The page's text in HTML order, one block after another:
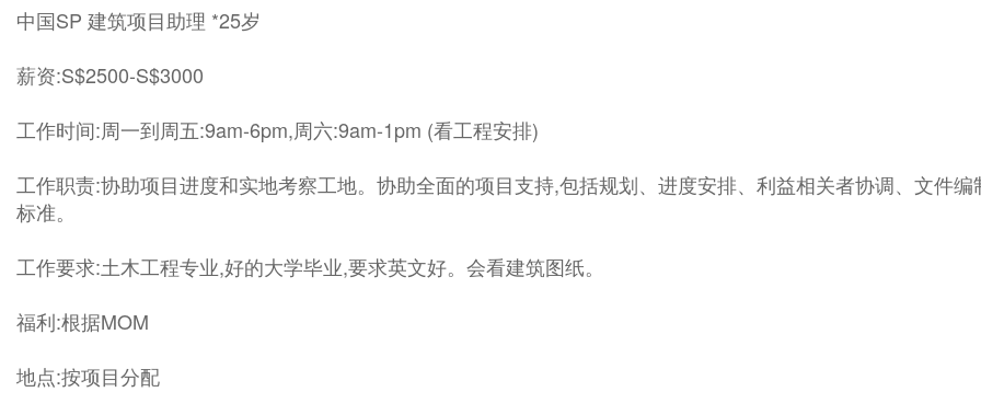
中国SP 建筑项目助理 *25岁
薪资:S$2500-S$3000
工作时间:周一到周五:9am-6pm,周六:9am-1pm (看工程安排)
工作职责:协助项目进度和实地考察工地。协助全面的项目支持,包括规划、进度安排、利益相关者协调、文件
标准。
工作要求:土木工程专业,好的大学毕业,要求英文好。会看建筑图纸。
福利:根据MOM
地点:按项目分配